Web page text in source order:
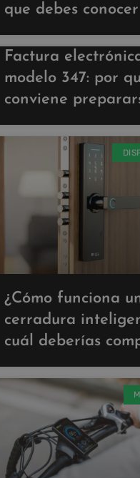
que debes conocer
Factura
modelo 347: por
conviene
¿Cómo funciona
cerradura
cuál deberías